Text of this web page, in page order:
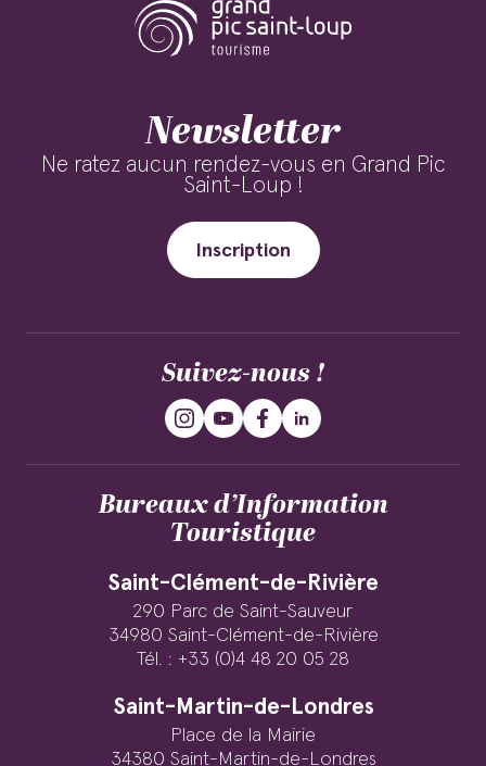
Newsletter
Ne ratez aucun rendez-vous en Grand Pic
Saint-Loup !
Inscription
Suivez-nous !
Bureaux d’Information
Touristique
Saint-Clément-de-Rivière
290 Parc de Saint-Sauveur
34980 Saint-Clément-de-Rivière
Tél. : +33 (0)4 48 20 05 28
Saint-Martin-de-Londres
Place de la Mairie
34380 Saint-Martin-de-Londres